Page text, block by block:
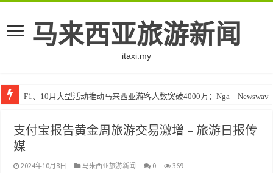
马来西亚旅游新闻
itaxi.my
F1、10月大型活动推动马来西亚游客人数突破4000万：Nga – Newswav
支付宝报告黄金周旅游交易激增 – 旅游日报传
媒
2024年10月8日 马来西亚旅游新闻 0 369